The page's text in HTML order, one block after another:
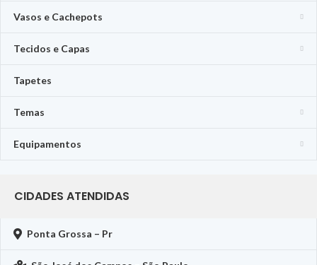
Vasos e Cachepots
Tecidos e Capas
Tapetes
Temas
Equipamentos
CIDADES ATENDIDAS
Ponta Grossa – Pr